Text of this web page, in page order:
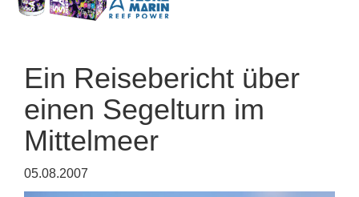
Ein Reisebericht über
einen Segelturn im
Mittelmeer
05.08.2007